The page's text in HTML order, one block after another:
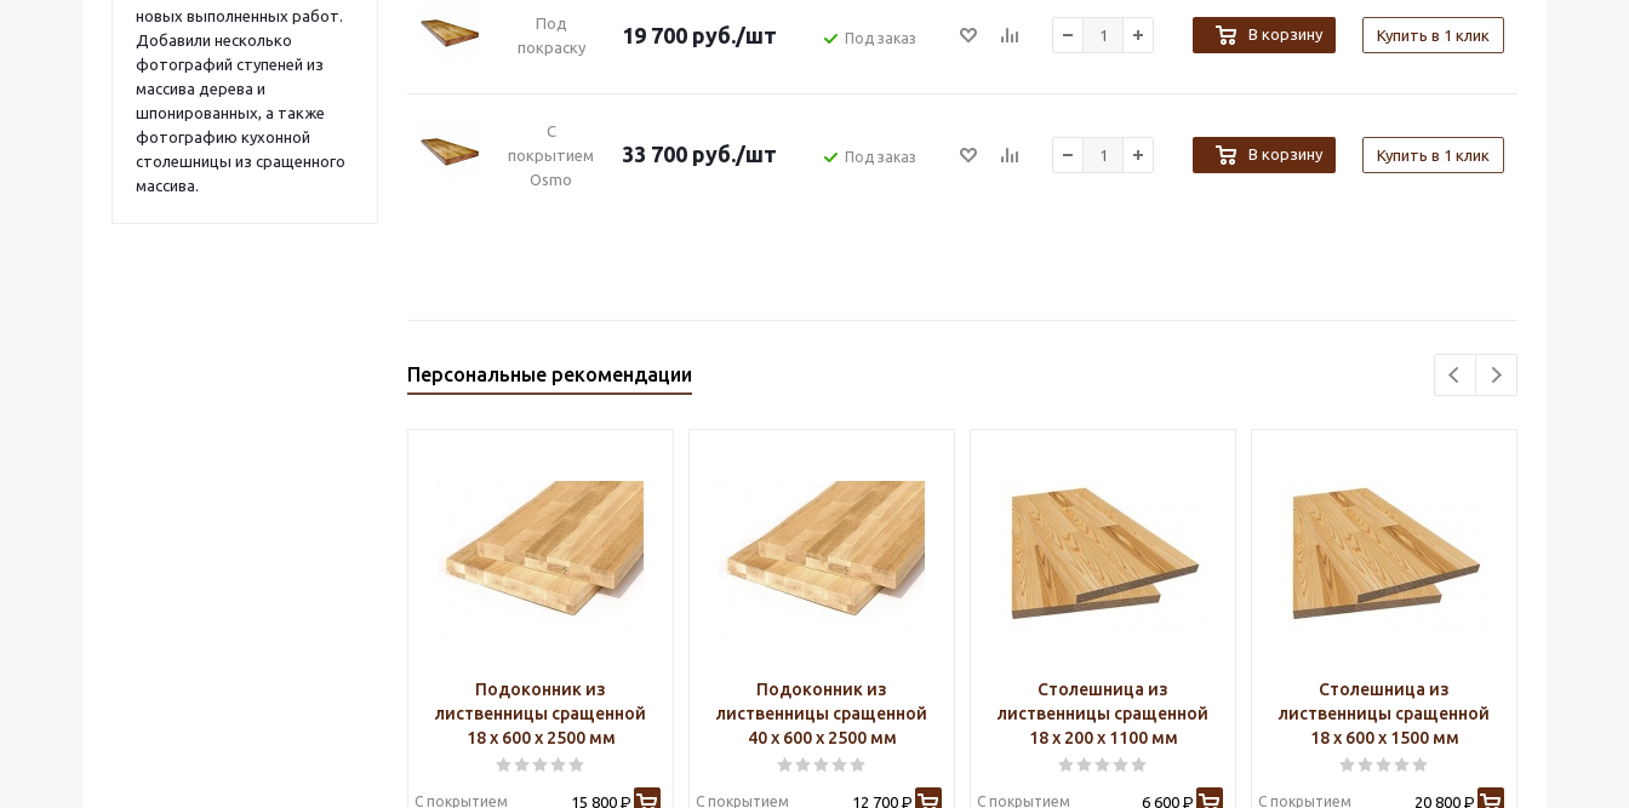
новых выполненных работ.
Добавили несколько
фотографий ступеней из
массива дерева и
шпонированных, а также
фотографию кухонной
столешницы из сращенного
массива.
Под
покраску
19 700 руб./шт Под заказ В корзину Купить в 1 клик
С
покрытием
Osmo
33 700 руб./шт Под заказ В корзину Купить в 1 клик
Персональные рекомендации
Подоконник из
лиственницы сращенной
18 х 600 х 2500 мм
С покрытием 15 800 Р
Подоконник из
лиственницы сращенной
40 х 600 х 2500 мм
С покрытием 12 700 Р
Столешница из
лиственницы сращенной
18 х 200 х 1100 мм
С покрытием 6 600 Р
Столешница из
лиственницы сращенной
18 х 600 х 1500 мм
С покрытием 20 800 Р